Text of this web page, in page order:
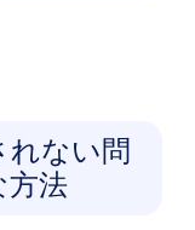
れない問
方法